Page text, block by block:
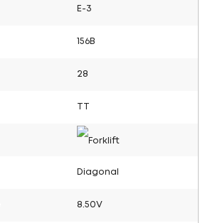
E-3
156B
28
Diagonal
8.50V